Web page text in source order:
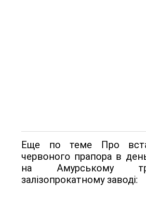
Еще по теме Про
червоного прапора в
на Амурському
залізопрокатному заводі: